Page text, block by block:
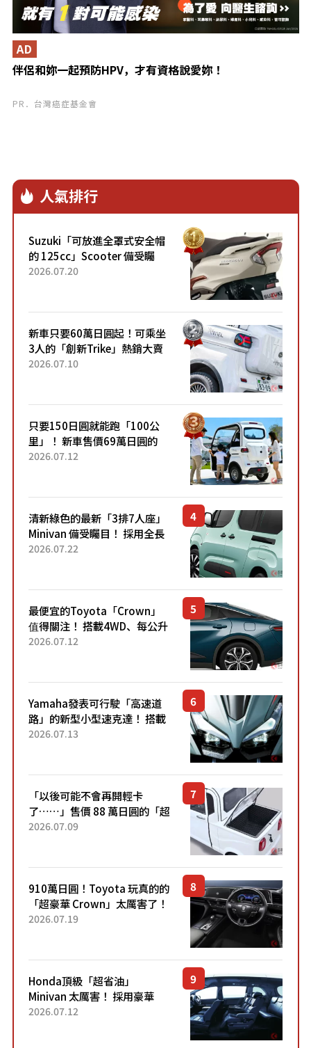
伴侶和妳一起預防HPV，才有資格說愛妳！
AD
PR．台灣癌症基金會
人氣排行
Suzuki「可放進全罩式安全帽
的 125cc」Scooter 備受矚
目！採用全新流線設計與各項
2026.07.20
新車只要60萬日圓起！可乘坐
3人的「創新Trike」熱銷大賣
成為人氣車款！「養車成本真
2026.07.10
只要150日圓就能跑「100公
里」！ 新車售價69萬日圓的
「3人座」Trike大受歡迎！ 順
2026.07.12
清新綠色的最新「3排7人座」
Minivan 備受矚目！ 採用全長
4.7公尺剛剛好的車身尺寸與
2026.07.22
最便宜的Toyota「Crown」
值得關注！ 搭載4WD、每公升
22.4公里低油耗表現超亮眼！
2026.07.12
Yamaha發表可行駛「高速道
路」的新型小型速克達！ 搭載
能享受超強勁「渦輪感」的動
2026.07.13
「以後可能不會再開輕卡
了……」售價 88 萬日圓的「超
迷你輕型貨車」引發兩極評
了！...
2026.07.09
910萬日圓！Toyota 玩真的的
「超豪華 Crown」太厲害了！
採用由「匠人技藝」打造的
2026.07.19
Honda頂級「超省油」
Minivan 太厲害！ 採用豪華
「真皮座椅」與專屬「黑色內
2026.07.12